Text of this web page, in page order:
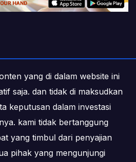
yang di dalam website ini
saja. dan tidak di maksudkan
keputusan dalam investasi
kami tidak bertanggung
yang timbul dari penyajian
pihak yang mengunjungi